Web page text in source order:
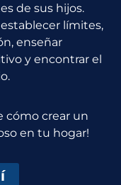
de sus hijos.
límites,
enseñar
y encontrar el
cómo crear un
en tu hogar!